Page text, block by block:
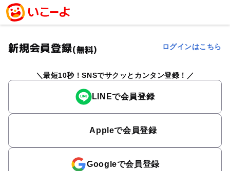
新規会員登録(無料) ログインはこちら
最短10秒！SNSでサクッとカンタン登録！
LINEで会員登録
Appleで会員登録
Googleで会員登録